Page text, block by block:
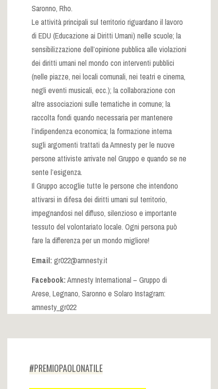
Saronno, Rho.
Le attività principali sul territorio riguardano il lavoro
di EDU (Educazione ai Diritti Umani) nelle scuole; la
sensibilizzazione dell’opinione pubblica alle violazioni
dei diritti umani nel mondo con interventi pubblici
(nelle piazze, nei locali comunali, nei teatri e cinema,
negli eventi musicali, ecc.); la collaborazione con
altre associazioni sulle tematiche in comune; la
raccolta fondi quando necessaria per mantenere
l’indipendenza economica; la formazione interna
sugli argomenti trattati da Amnesty per le nuove
persone attiviste arrivate nel Gruppo e quando se ne
sente l’esigenza.
Il Gruppo accoglie tutte le persone che intendono
attivarsi in difesa dei diritti umani sul territorio,
impegnandosi nel diffuso, silenzioso e importante
tessuto del volontariato locale. Ogni persona può
fare la differenza per un mondo migliore!
Email: gr022@amnesty.it
Facebook:Amnesty International – Gruppo di
Arese, Legnano, Saronno e Solaro Instagram:
amnesty_gr022
#PREMIOPAOLONATILE